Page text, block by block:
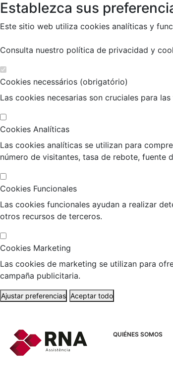
Establezca sus
Este sitio web utiliza cookies analíticas y
Consulta nuestro política de privacidad y
Cookies necessários (obrigatório)
Las cookies necesarias son cruciales para
Cookies Analíticas
Las cookies analíticas se utilizan para
número de visitantes, tasa de rebote, fuente
Cookies Funcionales
Las cookies funcionales ayudan a realizar
otros recursos de terceros.
Cookies Marketing
Las cookies de marketing se utilizan para
campaña publicitaria.
Ajustar preferencias Aceptar todo
QUIÉNES SOMOS